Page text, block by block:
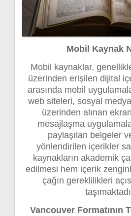
Mobil Kaynak
Mobil kaynaklar,
üzerinden erişilen dijital
arasında mobil
web siteleri, sosyal
üzerinden alınan
mesajlaşma
paylaşılan belgeler
yönlendirilen içerikler
kaynakların akademik
edilmesi hem içerik
çağın gereklilikleri
Vancouver Formatının